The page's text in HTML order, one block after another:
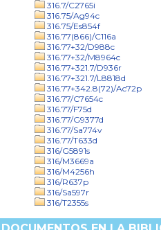
316.7/C2765i
316.75/Ag94c
316.75/Es854f
316.77(866)/C116a
316.77+32/D988c
316.77+32/M8964c
316.77+321.7/D936r
316.77+321.7/L8818d
316.77+342.8(72)/Ac72p
316.77/C7654c
316.77/F75d
316.77/G9377d
316.77/Sa774v
316.77/T633d
316/G5891s
316/M3669a
316/M4256h
316/R637p
316/Sa597r
316/T2355s